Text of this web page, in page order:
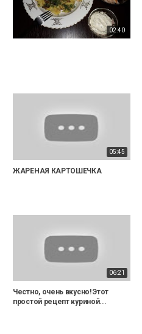
02:40
05:45
ЖАРЕНАЯ КАРТОШЕЧКА
06:21
Честно, очень вкусно! Этот
простой рецепт куриной...